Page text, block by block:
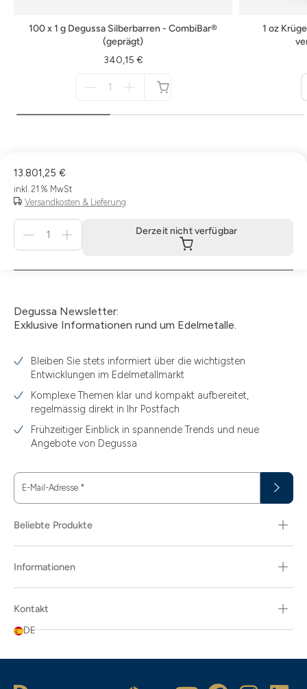
100 x 1 g Degussa Silberbarren - CombiBar®
(geprägt)
340,15 €
verfügbar
1 oz
13.801,25 €
inkl. 21 % MwSt
Versandkosten & Lieferung
Derzeit
verfügbar
Derzeit nicht verfügbar
Degussa Newsletter:
Exklusive Informationen rund um Edelmetalle.
Bleiben Sie stets informiert über die wichtigsten
Entwicklungen im Edelmetallmarkt
Komplexe Themen klar und kompakt aufbereitet,
regelmässig direkt in Ihr Postfach
Frühzeitiger Einblick in spannende Trends und neue
Angebote von Degussa
E-Mail-Adresse *
Beliebte Produkte
Informationen
Kontakt
DE